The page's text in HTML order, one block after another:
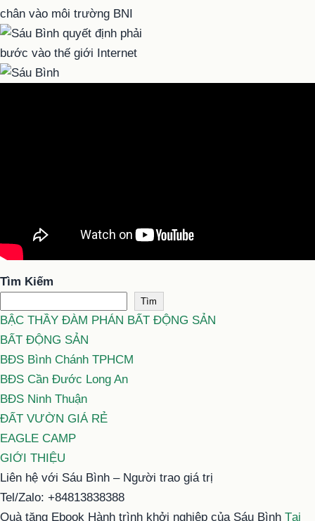
Tìm Kiếm
Tìm
BẬC THẦY ĐÀM PHÁN BẤT ĐỘNG SẢN
BẤT ĐỘNG SẢN
BĐS Bình Chánh TPHCM
BĐS Cần Đước Long An
BĐS Ninh Thuận
ĐẤT VƯỜN GIÁ RẺ
EAGLE CAMP
GIỚI THIỆU
Liên hệ với Sáu Bình – Người trao giá trị
Tel/Zalo: +84813838388
Quà tặng Ebook Hành trình khởi nghiệp của Sáu Bình Tại